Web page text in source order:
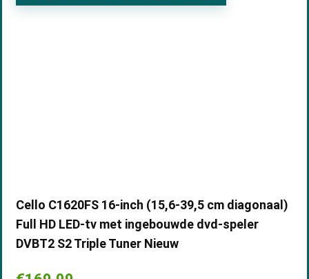
Cello C1620FS 16-inch (15,6-39,5 cm diagonaal)
Full HD LED-tv met ingebouwde dvd-speler
DVBT2 S2 Triple Tuner Nieuw